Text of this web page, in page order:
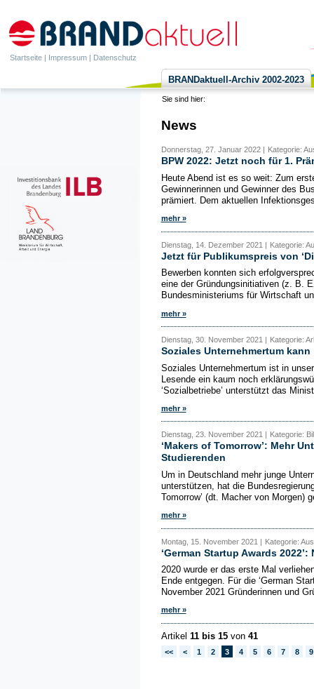
Startseite | Impressum | Datenschutz
BRANDaktuell-Archiv 2002-2023
Sie sind hier:
News
Donnerstag, 27. Januar 2022 | Kategorie:
BPW 2022: Jetzt noch für 1.
Heute Abend ist es so weit: Zum
Gewinnerinnen und Gewinner des
prämiert. Dem aktuellen
mehr »
Dienstag, 14. Dezember 2021 | Kategorie:
Jetzt für Publikumspreis von
Bewerben konnten sich
eine der Gründungsinitiativen (z. B.
Bundesministeriums für Wirtschaft
mehr »
Dienstag, 30. November 2021 | Kategorie:
Soziales Unternehmertum
Soziales Unternehmertum ist in
Lesende ein kaum noch
‘Sozialbetriebe’ unterstützt das
mehr »
Dienstag, 23. November 2021 | Kategorie:
‘Makers of Tomorrow’: Mehr
Studierenden
Um in Deutschland mehr junge
unterstützen, hat die
Tomorrow’ (dt. Macher von Morgen)
mehr »
Montag, 15. November 2021 | Kategorie:
‘German Startup Awards
2020 wurde er das erste Mal
Ende entgegen. Für die ‘German
November 2021 Gründerinnen und
mehr »
Artikel 11 bis 15von 41
<< < 1 2 3 4 5 6 7 8 9